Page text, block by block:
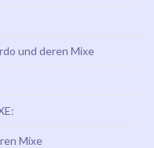
und deren Mixe
Mixe